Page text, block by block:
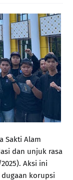
Sakti Alam
dan unjuk rasa
Aksi ini
korupsi